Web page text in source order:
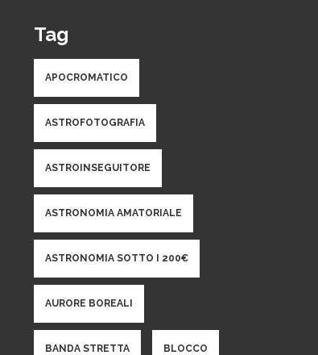
Tag
APOCROMATICO
ASTROFOTOGRAFIA
ASTROINSEGUITORE
ASTRONOMIA AMATORIALE
ASTRONOMIA SOTTO I 200€
AURORE BOREALI
BANDA STRETTA BLOCCO